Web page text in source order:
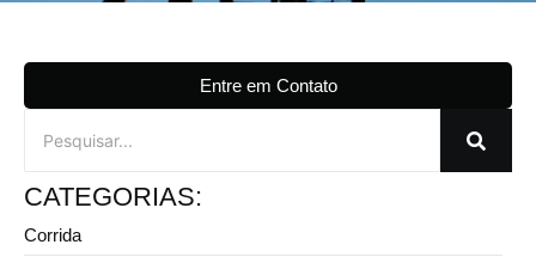
Entre em Contato
CATEGORIAS:
Corrida